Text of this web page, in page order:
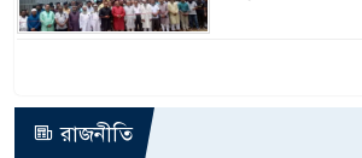
রাজনীতি